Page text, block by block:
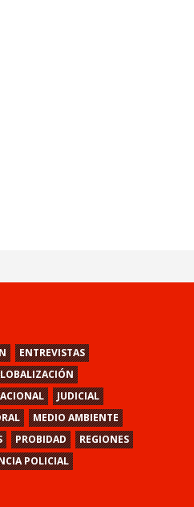
ENTREVISTAS
JUDICIAL
MEDIO AMBIENTE
PROBIDAD
REGIONES
POLICIAL